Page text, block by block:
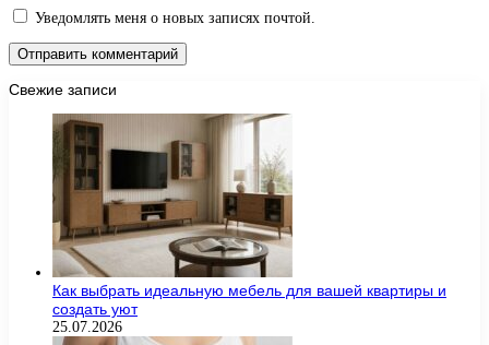
Уведомлять меня о новых записях почтой.
Свежие записи
Как выбрать идеальную мебель для вашей квартиры и
создать уют
25.07.2026